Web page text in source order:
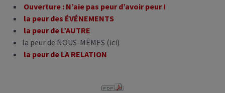
Ouverture : N’aie pas peur d’avoir peur !
la peur des ÉVÉNEMENTS
la peur de L’AUTRE
la peur de NOUS-MÊMES (ici)
la peur de LA RELATION